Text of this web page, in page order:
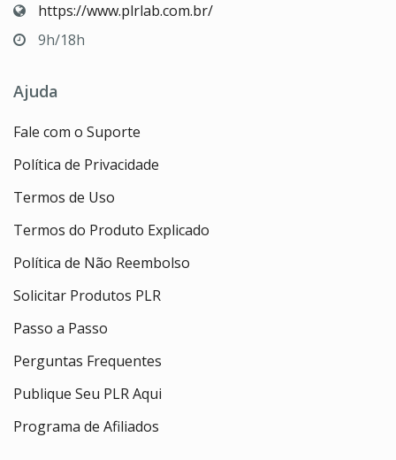
https://www.plrlab.com.br/
9h/18h
Ajuda
Fale com o Suporte
Política de Privacidade
Termos de Uso
Termos do Produto Explicado
Política de Não Reembolso
Solicitar Produtos PLR
Passo a Passo
Perguntas Frequentes
Publique Seu PLR Aqui
Programa de Afiliados